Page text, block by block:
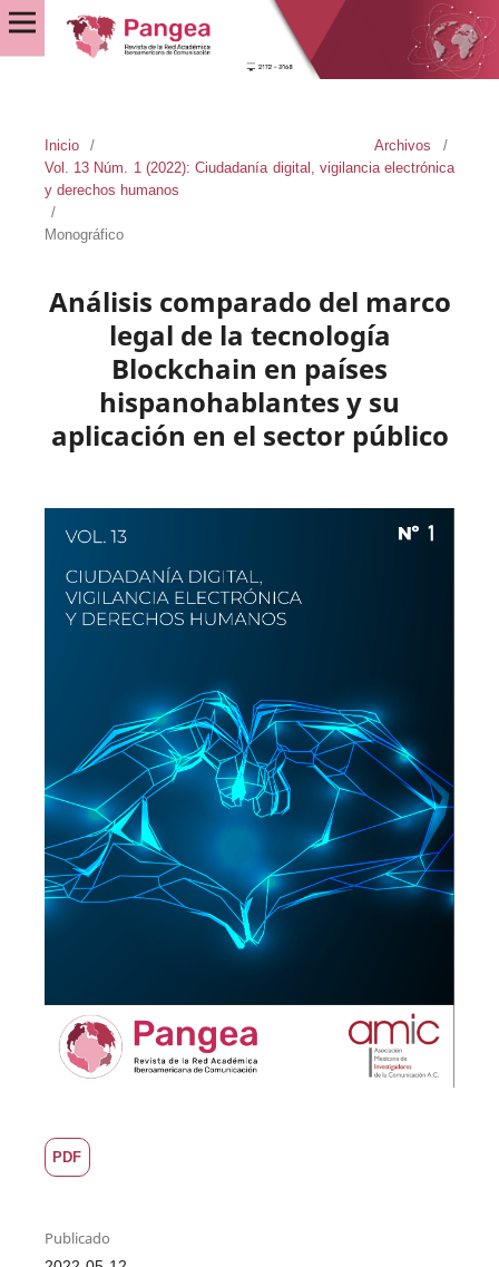
Inicio / Archivos
/
Vol. 13 Núm. 1 (2022): Ciudadanía digital, vigilancia electrónica
y derechos humanos
/
Monográfico
Análisis comparado del marco
legal de la tecnología
Blockchain en países
hispanohablantes y su
aplicación en el sector público
PDF
Publicado